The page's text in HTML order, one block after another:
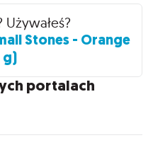
Używałeś?
Stones - Orange
g)
portalach